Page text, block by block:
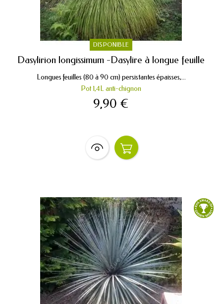
DISPONIBLE
Dasylirion longissimum -Dasylire à longue feuille
Longues feuilles (80 à 90 cm) persistantes épaisses,...
Pot 1,4L anti-chignon
9,90 €